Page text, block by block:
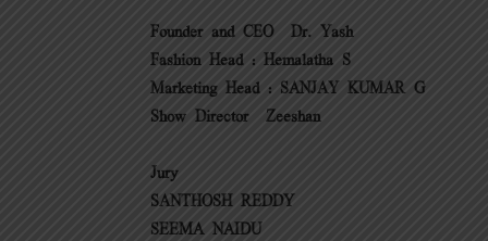
Founder and CEO – Dr. Yash
Fashion Head : Hemalatha S
Marketing Head : SANJAY KUMAR G
Show Director – Zeeshan
Jury –
SANTHOSH REDDY
SEEMA NAIDU